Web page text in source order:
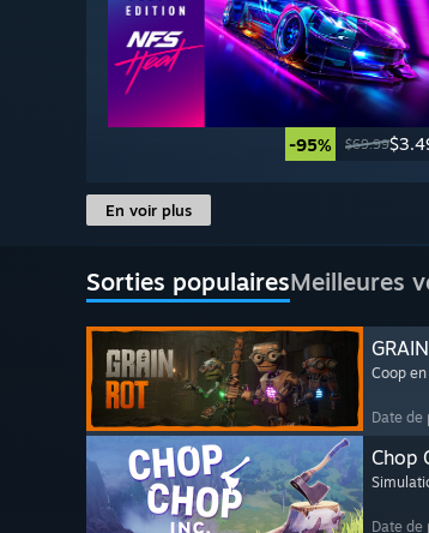
-95% $69.99
En voir plus
Sorties populairesMeilleures
Coop
Date de
Chop
Date de